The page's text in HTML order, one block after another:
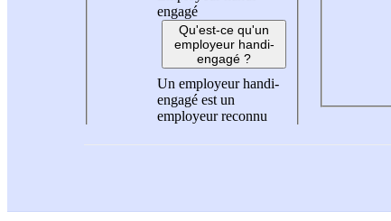
engagé
Qu'est-ce qu'un
employeur handi-
engagé ?
Un employeur handi-
engagé est un
employeur reconnu